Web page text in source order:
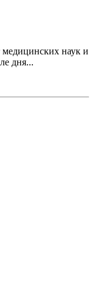
медицинских наук и
дня...